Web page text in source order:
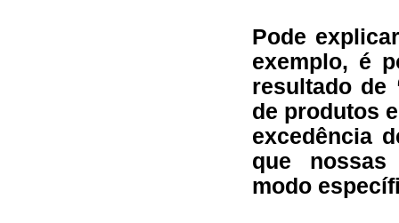
Pode
exemplo, é
resultado de
de produtos
excedência
que nossas
modo